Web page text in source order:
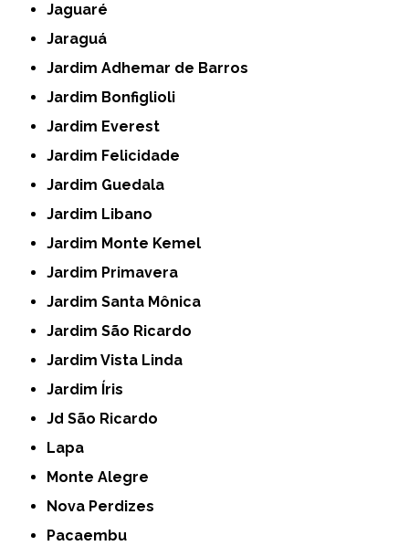
Jaguaré
Jaraguá
Jardim Adhemar de Barros
Jardim Bonfiglioli
Jardim Everest
Jardim Felicidade
Jardim Guedala
Jardim Libano
Jardim Monte Kemel
Jardim Primavera
Jardim Santa Mônica
Jardim São Ricardo
Jardim Vista Linda
Jardim Íris
Jd São Ricardo
Lapa
Monte Alegre
Nova Perdizes
Pacaembu